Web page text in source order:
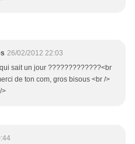
26/02/2012 22:03
sait un jour ?????????????<br
de ton com, gros bisous <br />
>